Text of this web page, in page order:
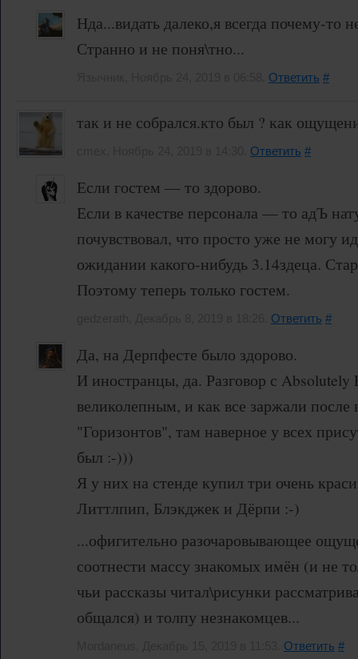
Нда...видать далеко,я всегда почему-то
Странно и не поня\тно...
Ответить #
так и не собрался.кто был ? как
Ответить #
Если гостем — то здорово.
Если в качестве персонала — то адЪ
почувствовал, что просто уже не могу
ожидании какого-нибудь 3.14здеца.
Поэтому теперь только гостем.
Ответить #
Да, на Дерпфесте было здорово.
И иностранцы, да. Разговор с
великолепным, и как все заржали
"Горизонтов", там наверное у всех
был :-)))
Я у них на стенде купил три очень
Литтлпип, Блэкджек и Дёрпи :-)
...офигительно разочаровывающее
соотнести массу знакомых имён (и не
чьи рассказы читал\рисунки
общался) и толпу незнакомцев...
Ответить #